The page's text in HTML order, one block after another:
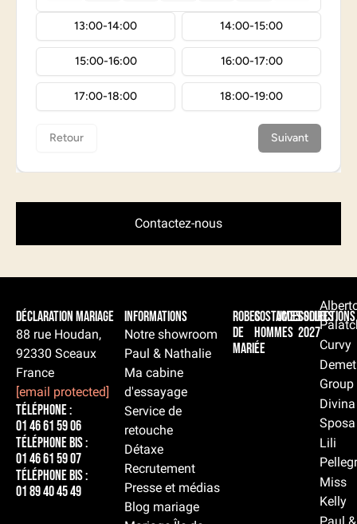
Contactez-nous
Déclaration Mariage
88 rue Houdan,
92330 Sceaux
France
[email protected]
Téléphone :
01 46 61 59 06
Téléphone BIS :
01 46 61 59 07
Téléphone BIS :
01 89 40 45 49
Informations
Notre showroom
Paul & Nathalie
Ma cabine
d'essayage
Service de
retouche
Détaxe
Recrutement
Presse et médias
Blog mariage
Robes
de
mariée
Costumes
hommes
Accessoires
Collections
2027
Curvy
Group
Divina
Sposa
Lili
Miss
Kelly